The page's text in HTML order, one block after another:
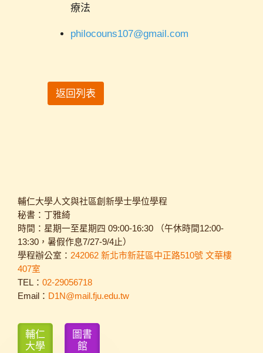
療法
philocouns107@gmail.com
返回列表
輔仁大學人文與社區創新學士學位學程
秘書：丁雅綺
時間：星期一至星期四 09:00-16:30 （午休時間12:00-
13:30，暑假作息7/27-9/4止）
學程辦公室： 242062 新北市新莊區中正路510號 文華樓
407室
TEL： 02-29056718
Email： D1N@mail.fju.edu.tw
輔仁
大學
圖書
館